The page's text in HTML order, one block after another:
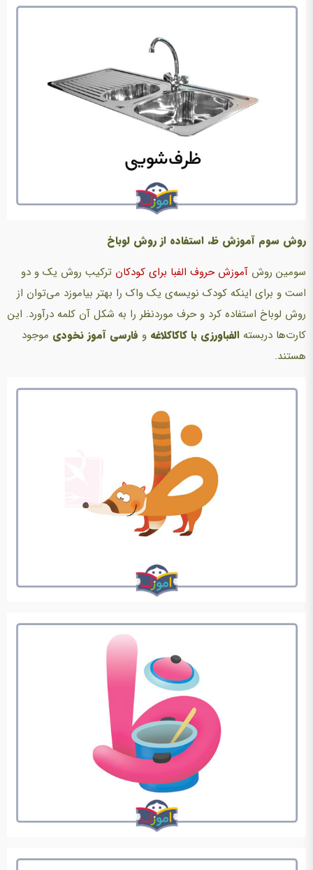
روش سوم آموزش ظ، استفاده از روش لوباخ
سومین روش آموزش حروف الفبا برای کودکان ترکیب روش یک و دو
است و برای اینکه کودک نویسه‌ی یک واک را بهتر بیاموزد می‌توان از
روش لوباخ استفاده کرد و حرف موردنظر را به شکل آن کلمه درآورد. این
کارت‌ها دربسته الفبا‌ورزی با کاکا‌کلاغه و فارسی آموز نخودی موجود
هستند.